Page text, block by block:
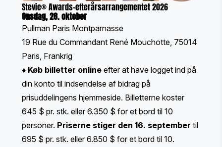
Stevie® Awards-efterårsarrangementet 2026
Onsdag, 28. oktober
Pullman Paris Montparnasse
19 Rue du Commandant René Mouchotte, 75014
Paris, Frankrig
♦ Køb billetter online efter at have logget ind på
din konto til indsendelse af bidrag på
prisuddelingens hjemmeside. Billetterne koster
645 $ pr. stk. eller 6.350 $ for et bord til 10
personer. Priserne stiger den 16. september til
695 $ pr. stk. eller 6.850 $ for et bord til 10.